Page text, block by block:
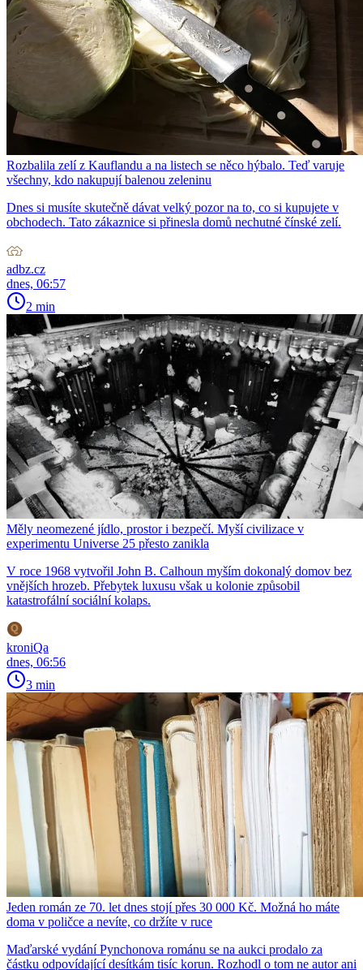
Rozbalila zelí z Kauflandu a na listech se něco hýbalo. Teď varuje
všechny, kdo nakupují balenou zeleninu
Dnes si musíte skutečně dávat velký pozor na to, co si kupujete v
obchodech. Tato zákaznice si přinesla domů nechutné čínské zelí.
adbz.cz
dnes, 06:57
2 min
Měly neomezené jídlo, prostor i bezpečí. Myší civilizace v
experimentu Universe 25 přesto zanikla
V roce 1968 vytvořil John B. Calhoun myším dokonalý domov bez
vnějších hrozeb. Přebytek luxusu však u kolonie způsobil
katastrofální sociální kolaps.
kroniQa
dnes, 06:56
3 min
Jeden román ze 70. let dnes stojí přes 30 000 Kč. Možná ho máte
doma v poličce a nevíte, co držíte v ruce
Maďarské vydání Pynchonova románu se na aukci prodalo za
částku odpovídající desítkám tisíc korun. Rozhodl o tom ne autor ani